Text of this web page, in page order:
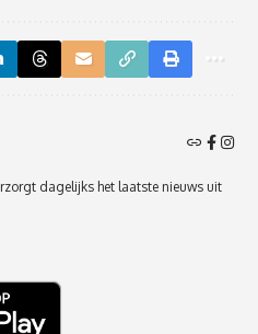
dagelijks het laatste nieuws uit